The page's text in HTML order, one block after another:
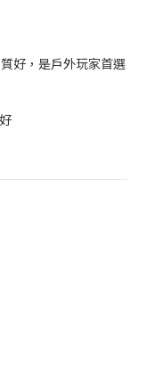
好，是戶外玩家首選